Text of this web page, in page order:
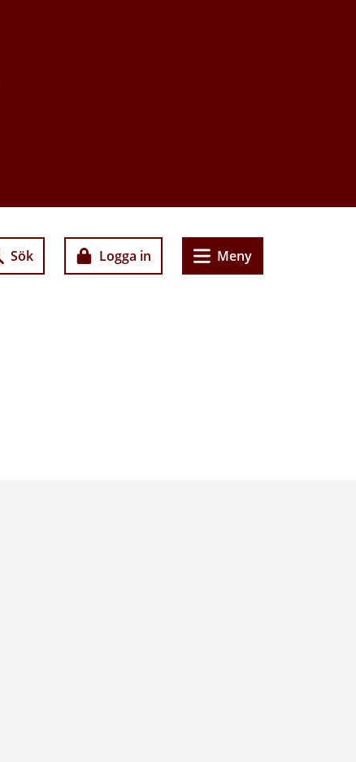
Sök Logga in Meny